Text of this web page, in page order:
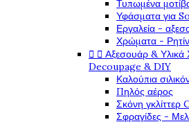
Τυπωμένα
Υφάσματα για
Εργαλεία -
Χρώματα -
  Αξεσουάρ & Υλικά
Decoupage & DIY
Καλούπια
Πηλός αέρος
Σκόνη γκλίττερ
Σφραγίδες -